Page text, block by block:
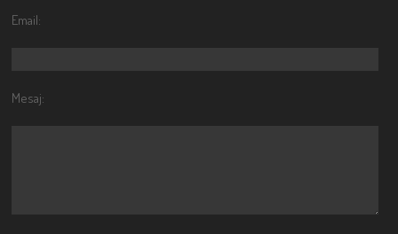
Email:
Mesaj: